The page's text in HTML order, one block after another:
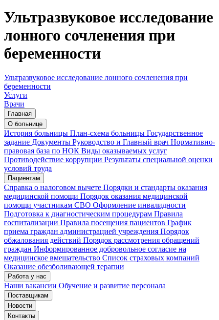
Ультразвуковое исследование
лонного сочленения при
беременности
Ультразвуковое исследование лонного сочленения при
беременности
Услуги
Врачи
Главная
О больнице
История больницы План-схема больницы Государственное
задание Документы Руководство и Главный врач Нормативно-
правовая база по НОК Виды оказываемых услуг
Противодействие коррупции Результаты специальной оценки
условий труда
Пациентам
Справка о налоговом вычете Порядки и стандарты оказания
медицинской помощи Порядок оказания медицинской
помощи участникам СВО Оформление инвалидности
Подготовка к диагностическим процедурам Правила
госпитализации Правила посещения пациентов График
приема граждан администрацией учреждения Порядок
обжалования действий Порядок рассмотрения обращений
граждан Информированное добровольное согласие на
медицинское вмешательство Список страховых компаний
Оказание обезболивающей терапии
Работа у нас
Наши вакансии Обучение и развитие персонала
Поставщикам
Новости
Контакты